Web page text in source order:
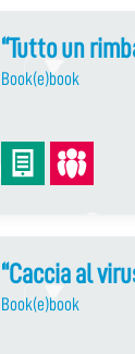
“Tutto un
Book(e)book
“Caccia al
Book(e)book